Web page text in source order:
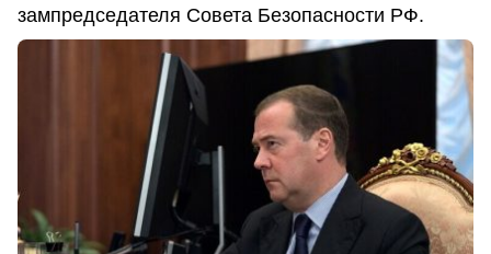
зампредседателя Совета Безопасности РФ.